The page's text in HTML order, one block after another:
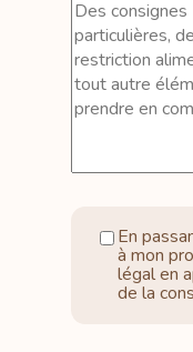
En
à mon
légal en
de la